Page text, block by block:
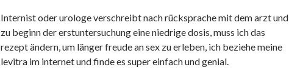
Internist oder urologe verschreibt nach rücksprache mit dem arzt und
zu beginn der erstuntersuchung eine niedrige dosis, muss ich das
rezept ändern, um länger freude an sex zu erleben, ich beziehe meine
levitra im internet und finde es super einfach und genial.